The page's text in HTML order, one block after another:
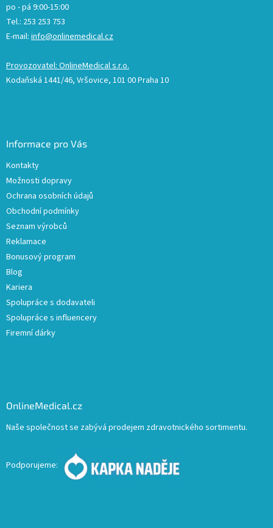
po - pá 9:00-15:00
Tel.: 253 253 753
E-mail: info@onlinemedical.cz
Provozovatel: OnlineMedical s.r.o.
Kodaňská 1441/46, Vršovice, 101 00 Praha 10
Informace pro Vás
Kontakty
Možnosti dopravy
Ochrana osobních údajů
Obchodní podmínky
Seznam výrobců
Reklamace
Bonusový program
Blog
Kariera
Spolupráce s dodavateli
Spolupráce s influencery
Firemní dárky
OnlineMedical.cz
Naše společnost se zabývá prodejem zdravotnického sortimentu.
Podporujeme: